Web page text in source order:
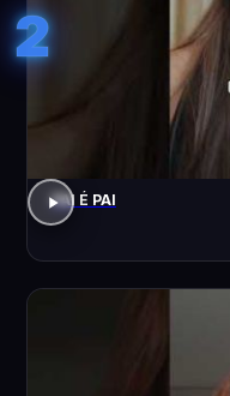
2
PAI É PAI